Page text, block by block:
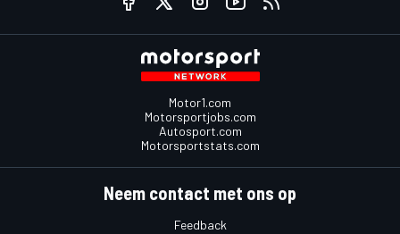
Motor1.com
Motorsportjobs.com
Autosport.com
Motorsportstats.com
Neem contact met ons op
Feedback